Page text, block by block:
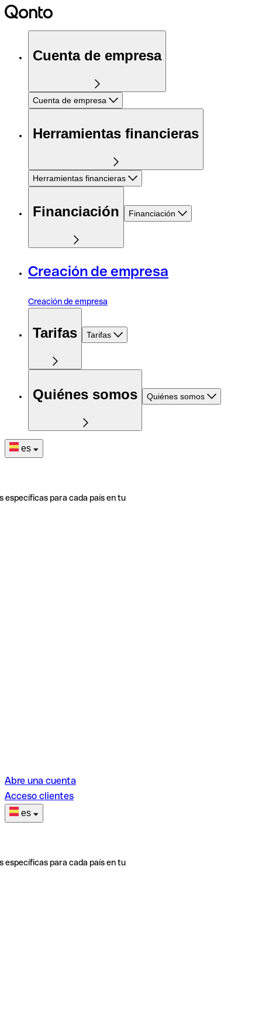
Cuenta de empresa
Cuenta de empresa
Herramientas financieras
Herramientas financieras
Financiación Financiación
Creación de empresa
Creación de empresa
Tarifas Tarifas
Quiénes somos Quiénes somos
es
específicas para cada país en tu
Abre una cuenta
Acceso clientes
es
específicas para cada país en tu